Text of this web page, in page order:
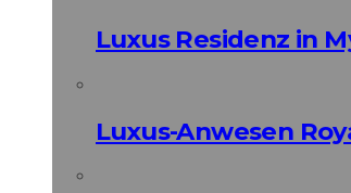
Luxus Residenz in
Luxus-Anwesen